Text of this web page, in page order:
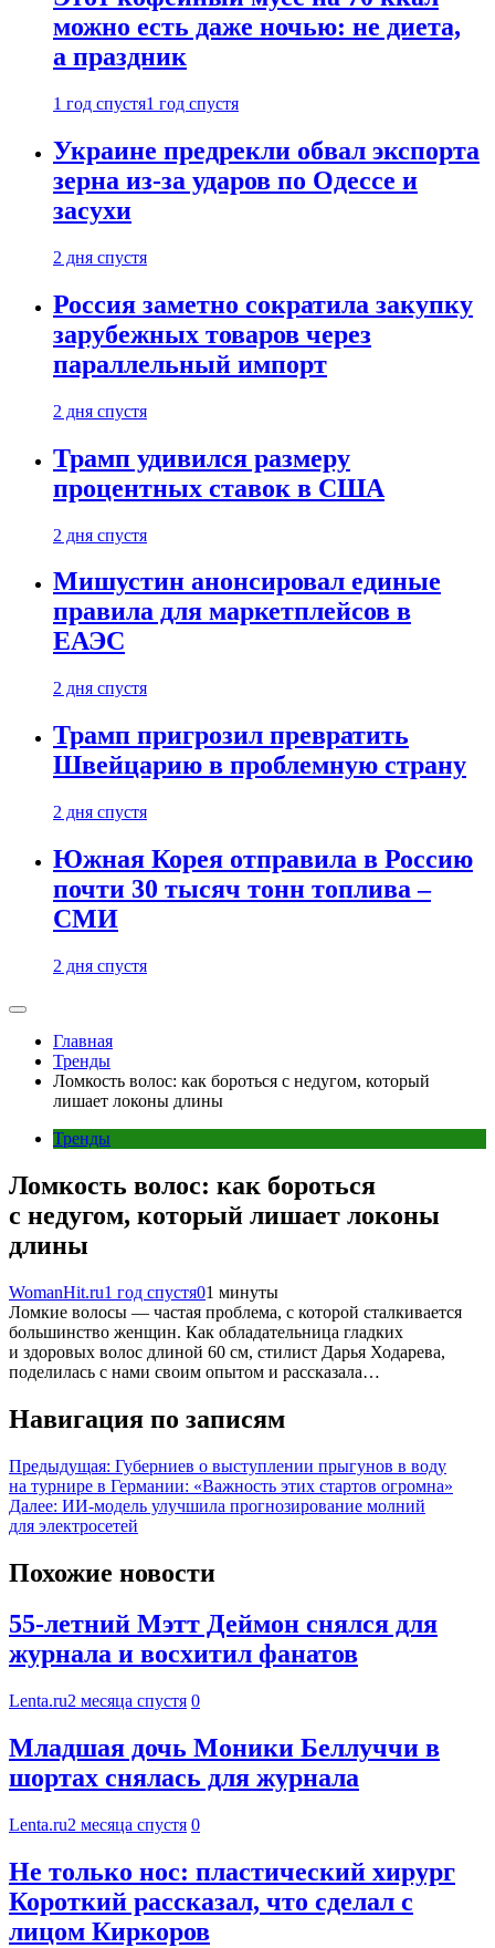
можно есть даже ночью: не диета,
а праздник
1 год спустя1 год спустя
Украине предрекли обвал экспорта
зерна из-за ударов по Одессе и
засухи
2 дня спустя
Россия заметно сократила закупку
зарубежных товаров через
параллельный импорт
2 дня спустя
Трамп удивился размеру
процентных ставок в США
2 дня спустя
Мишустин анонсировал единые
правила для маркетплейсов в
ЕАЭС
2 дня спустя
Трамп пригрозил превратить
Швейцарию в проблемную страну
2 дня спустя
Южная Корея отправила в Россию
почти 30 тысяч тонн топлива –
СМИ
2 дня спустя
Главная
Тренды
Ломкость волос: как бороться с недугом, который
лишает локоны длины
Тренды
Ломкость волос: как бороться
с недугом, который лишает локоны
длины
WomanHit.ru1 год спустя01 минуты
Ломкие волосы — частая проблема, с которой сталкивается
большинство женщин. Как обладательница гладких
и здоровых волос длиной 60 см, стилист Дарья Ходарева,
поделилась с нами своим опытом и рассказала…
Навигация по записям
Предыдущая: Губерниев о выступлении прыгунов в воду
на турнире в Германии: «Важность этих стартов огромна»
Далее: ИИ-модель улучшила прогнозирование молний
для электросетей
Похожие новости
55-летний Мэтт Деймон снялся для
журнала и восхитил фанатов
Lenta.ru2 месяца спустя 0
Младшая дочь Моники Беллуччи в
шортах снялась для журнала
Lenta.ru2 месяца спустя 0
Не только нос: пластический хирург
Короткий рассказал, что сделал с
лицом Киркоров